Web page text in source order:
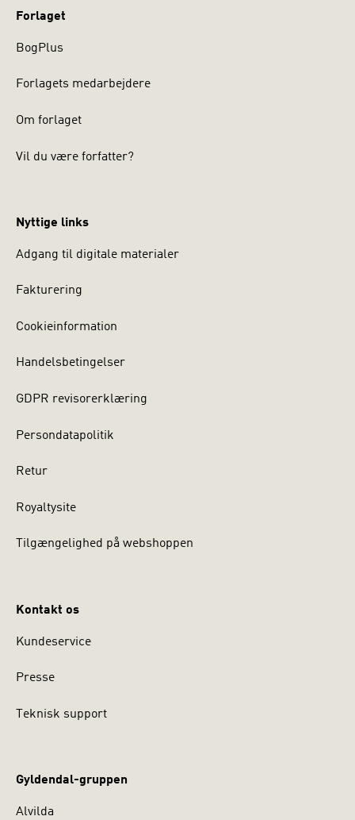
Forlaget
BogPlus
Forlagets medarbejdere
Om forlaget
Vil du være forfatter?
Nyttige links
Adgang til digitale materialer
Fakturering
Cookieinformation
Handelsbetingelser
GDPR revisorerklæring
Persondatapolitik
Retur
Royaltysite
Tilgængelighed på webshoppen
Kontakt os
Kundeservice
Presse
Teknisk support
Gyldendal-gruppen
Alvilda